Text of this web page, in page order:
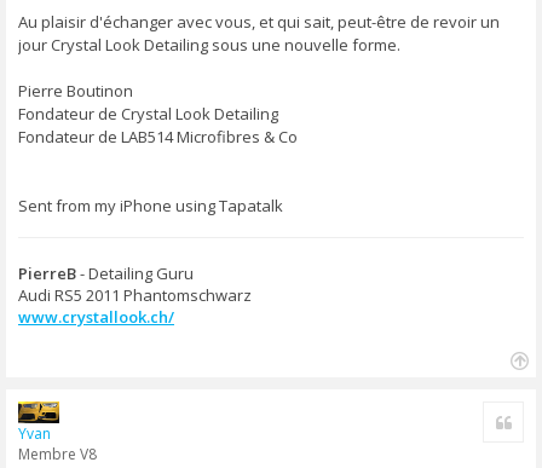
Au plaisir d'échanger avec vous, et qui sait, peut-être de revoir un
jour Crystal Look Detailing sous une nouvelle forme.
Pierre Boutinon
Fondateur de Crystal Look Detailing
Fondateur de LAB514 Microfibres & Co
Sent from my iPhone using Tapatalk
PierreB- Detailing Guru
Audi RS5 2011 Phantomschwarz
www.crystallook.ch/
Yvan
Membre V8